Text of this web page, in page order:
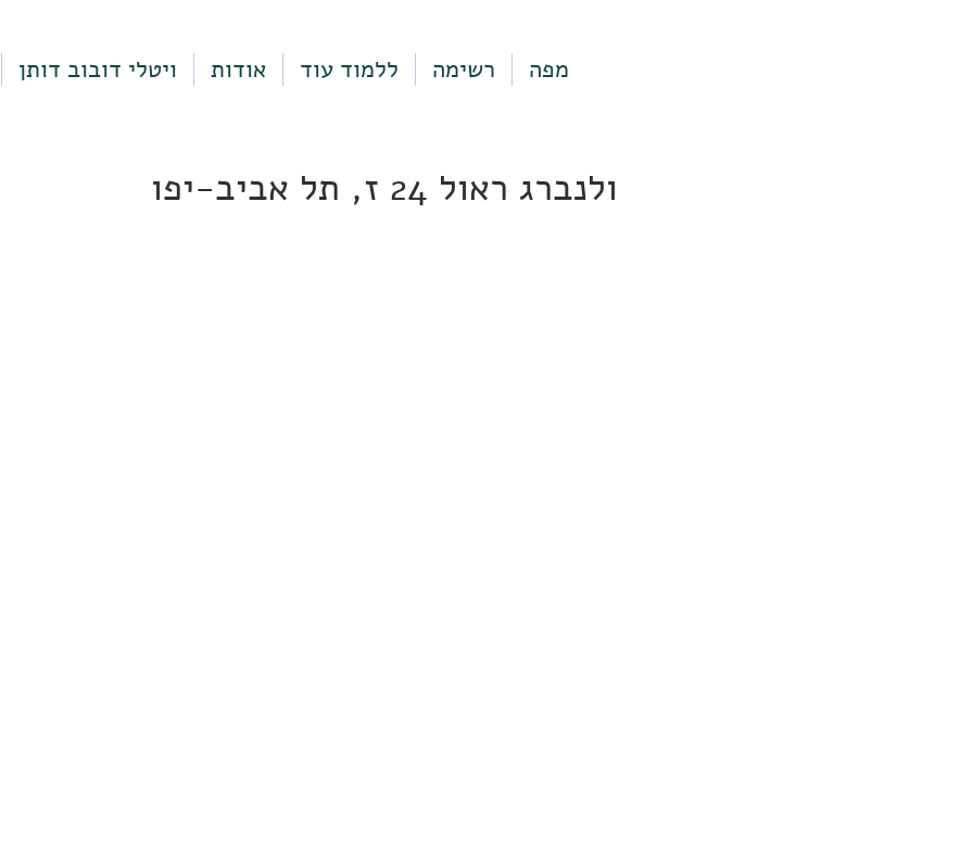
ויטלי דובוב דותן אודות ללמוד עוד רשימה מפה
ולנברג ראול 24 ז, תל אביב-יפו